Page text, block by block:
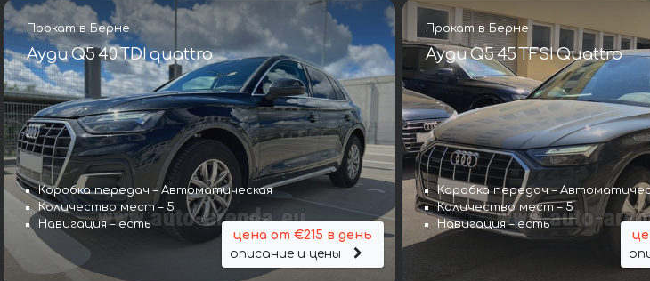
Прокат в Берне
Ауди Q5 40 TDI quattro
Коробка передач – Автоматическая
Количество мест – 5
Навигация – есть
цена от €215 в день
описание и цены
Прокат в Берне
Ауди Q5 45 TFSI Quattro
Коробка передач –
Количество мест – 5
Навигация – есть